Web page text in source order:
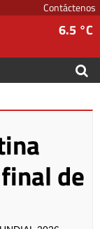
Contáctenos
6.5 °C
de